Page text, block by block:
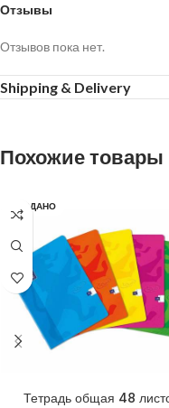
Отзывы
Отзывов пока нет.
Shipping & Delivery
Похожие товары
ПРОДАНО
Тетрадь общая 48